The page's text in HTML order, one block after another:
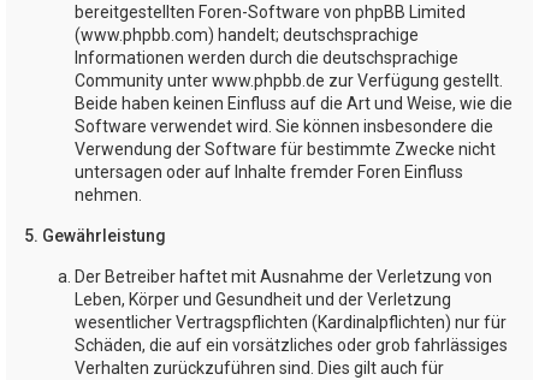
bereitgestellten Foren-Software von phpBB Limited
(www.phpbb.com) handelt; deutschsprachige
Informationen werden durch die deutschsprachige
Community unter www.phpbb.de zur Verfügung gestellt.
Beide haben keinen Einfluss auf die Art und Weise, wie die
Software verwendet wird. Sie können insbesondere die
Verwendung der Software für bestimmte Zwecke nicht
untersagen oder auf Inhalte fremder Foren Einfluss
nehmen.
5. Gewährleistung
Der Betreiber haftet mit Ausnahme der Verletzung von
Leben, Körper und Gesundheit und der Verletzung
wesentlicher Vertragspflichten (Kardinalpflichten) nur für
Schäden, die auf ein vorsätzliches oder grob fahrlässiges
Verhalten zurückzuführen sind. Dies gilt auch für